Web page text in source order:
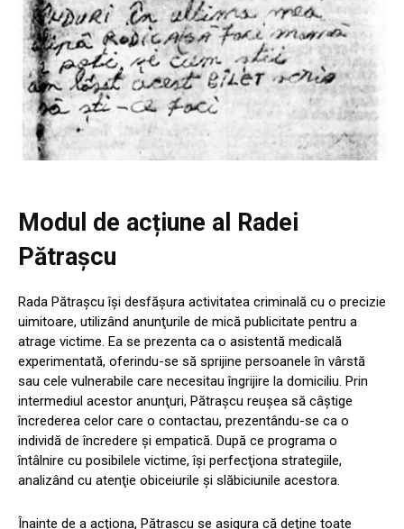
Modul de acțiune al Radei
Pătraşcu
Rada Pătraşcu îşi desfăşura activitatea criminală cu o precizie
uimitoare, utilizând anunţurile de mică publicitate pentru a
atrage victime. Ea se prezenta ca o asistentă medicală
experimentată, oferindu-se să sprijine persoanele în vârstă
sau cele vulnerabile care necesitau îngrijire la domiciliu. Prin
intermediul acestor anunţuri, Pătraşcu reuşea să câştige
încrederea celor care o contactau, prezentându-se ca o
individă de încredere şi empatică. După ce programa o
întâlnire cu posibilele victime, îşi perfecţiona strategiile,
analizând cu atenţie obiceiurile şi slăbiciunile acestora.
Înainte de a acţiona, Pătraşcu se asigura că deţine toate